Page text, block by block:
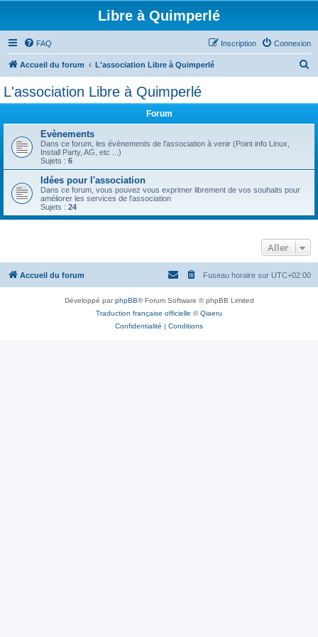
Libre à Quimperlé
FAQ Connexion
Inscription
Accueil du forum L'association Libre à Quimperlé
r
L'association Libre à Quimperlé
Forum
Evènements
Dans ce forum, les évènements de l'association à venir (Point info Linux,
Install Party, AG, etc ...)
Sujets : 6
Idées pour l'association
Dans ce forum, vous pouvez vous exprimer librement de vos souhaits pour
améliorer les services de l'association
Sujets : 24
Aller
Accueil du forum Fuseau horaire sur UTC+02:00
Développé parphpBB® Forum Software © phpBB Limited
Traduction française officielle ©Qiaeru
Confidentialité | Conditions